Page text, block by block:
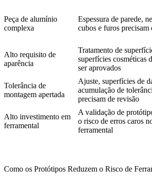
Peça de alumínio
complexa
Espessura de parede,
cubos e furos precisam
Alto requisito de
aparência
Tratamento de
superfícies cosméticas
ser aprovados
Tolerância de
montagem apertada
Ajuste, superfícies de
acumulação de
precisam de revisão
Alto investimento em
ferramental
A validação de
o risco de erros caros
ferramental
Como os Protótipos Reduzem o Risco de